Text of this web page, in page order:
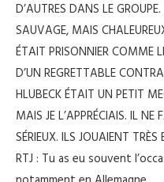
D’AUTRES DANS LE
SAUVAGE, MAIS
ÉTAIT PRISONNIER COMME
D’UN REGRETTABLE
HLUBECK ÉTAIT UN PETIT
MAIS JE L’APPRÉCIAIS. IL
SÉRIEUX. ILS JOUAIENT TRÈS
RTJ : Tu as eu souvent